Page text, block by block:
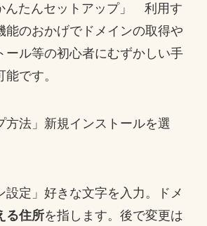
んたんセットアップ」 利用す
能のおかげでドメインの取得や
ール等の初心者にむずかしい手
です。
法」新規インストールを選
定」好きな文字を入力。ドメ
る住所を指します。後で変更は